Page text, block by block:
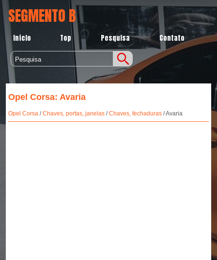
SEGMENTO B
Início Top Pesquisa Contato
Opel Corsa: Avaria
Opel Corsa/Chaves, portas, janelas/Chaves, fechaduras/ Avaria